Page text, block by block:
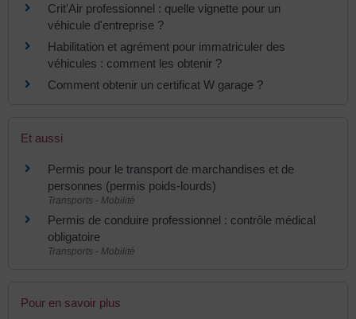
Crit'Air professionnel : quelle vignette pour un
véhicule d'entreprise ?
Habilitation et agrément pour immatriculer des
véhicules : comment les obtenir ?
Comment obtenir un certificat W garage ?
Et aussi
Permis pour le transport de marchandises et de
personnes (permis poids-lourds)
Transports - Mobilité
Permis de conduire professionnel : contrôle médical
obligatoire
Transports - Mobilité
Pour en savoir plus